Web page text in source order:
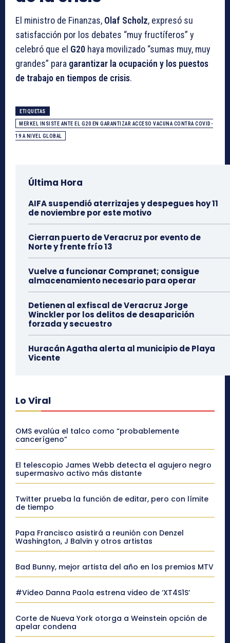
El ministro de Finanzas, Olaf Scholz, expresó su
satisfacción por los debates “muy fructíferos” y
celebró que el G20 haya movilizado “sumas muy, muy
grandes” para garantizar la ocupación y los puestos
de trabajo en tiempos de crisis.
ETIQUETAS
MERKEL INSISTE ANTE EL G20 EN GARANTIZAR ACCESO VACUNA CONTRA COVID-
19 A NIVEL GLOBAL
Última Hora
AIFA suspendió aterrizajes y despegues hoy 11
de noviembre por este motivo
Cierran puerto de Veracruz por evento de
Norte y frente frío 13
Vuelve a funcionar Compranet; consigue
almacenamiento necesario para operar
Detienen al exfiscal de Veracruz Jorge
Winckler por los delitos de desaparición
forzada y secuestro
Huracán Agatha alerta al municipio de Playa
Vicente
Lo Viral
OMS evalúa el talco como “probablemente
cancerígeno”
El telescopio James Webb detecta el agujero negro
supermasivo activo más distante
Twitter prueba la función de editar, pero con límite
de tiempo
Papa Francisco asistirá a reunión con Denzel
Washington, J Balvin y otros artistas
Bad Bunny, mejor artista del año en los premios MTV
#Video Danna Paola estrena video de ‘XT4S1S’
Corte de Nueva York otorga a Weinstein opción de
apelar condena